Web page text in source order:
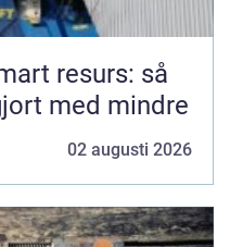
resurs: så
med mindre
02 augusti 2026